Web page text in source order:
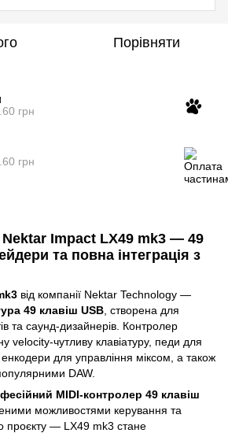
Порівняти
грн
грн
Nektar Impact LX49 mk3 — 49
та повна інтеграція з
від компанії Nektar Technology —
49 клавіш USB , створена для
та саунд-дизайнерів. Контролер
velocity-чутливу клавіатуру, педи для
для управління міксом, а також
DAW.
MIDI-контролер 49 клавіш
можливостями керування та
проєкту — LX49 mk3 стане